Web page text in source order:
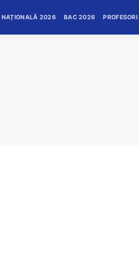
NAȚIONALĂ 2026 BAC 2026 PROFESORI